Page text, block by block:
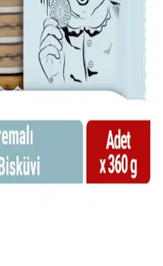
içeren işlenmiş et ürünü olarak
ve atıştırmalıkta kullanılır.
değeri sürüyor.
ve Kullanım Alanları:
sağlıklı ve pratik kullanım
uygun seçimler yapabilirsiniz.
Pratik ve Lezzetli Seçeneklerle
hazırlanan pratik ve